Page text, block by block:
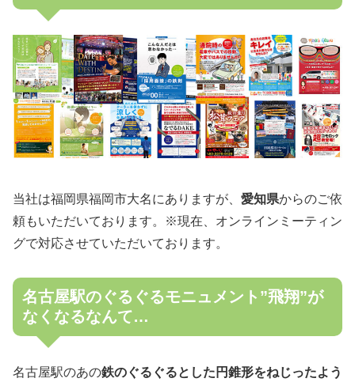
当社は福岡県福岡市大名にありますが、 愛知県からのご依
頼もいただいております。※現在、オンラインミーティン
グで対応させていただいております。
名古屋駅のぐるぐるモニュメント”飛翔”が
なくなるなんて…
名古屋駅のあの鉄のぐるぐるとした円錐形をねじったよう